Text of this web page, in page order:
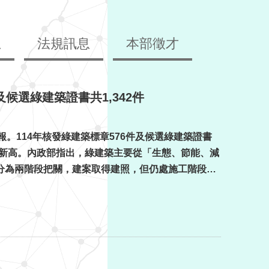
法規訊息 本部徵才
候選綠建築證書共1,342件
。114年核發綠建築標章576件及候選綠建築證書
高。內政部指出，綠建築主要從「生態、節能、減
兩階段把關，建案取得建照，但仍處施工階段先